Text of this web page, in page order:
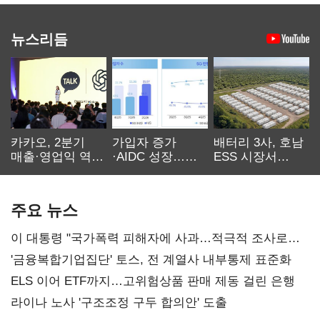
뉴스리듬
카카오, 2분기
매출·영업익 역대
가입자 증가
·AIDC 성장…
배터리 3사, 호남
ESS 시장서
주요 뉴스
이 대통령 "국가폭력 피해자에 사과…적극적 조사로
진실 밝혀야"
'금융복합기업집단' 토스, 전 계열사 내부통제 표준화
ELS 이어 ETF까지…고위험상품 판매 제동 걸린 은행
라이나 노사 '구조조정 구두 합의안' 도출